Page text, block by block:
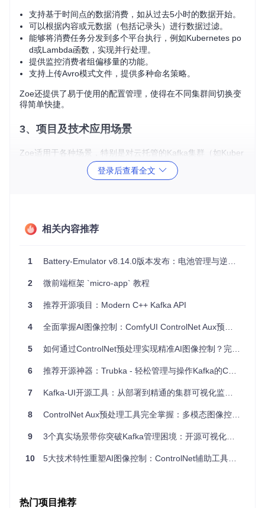
支持基于时间点的数据消费，如从过去5小时的数据开始。
可以根据内容或元数据（包括记录头）进行数据过滤。
能够将消费任务分发到多个平台执行，例如Kubernetes po
d或Lambda函数，实现并行处理。
提供监控消费者组偏移量的功能。
支持上传Avro模式文件，提供多种命名策略。
Zoe还提供了易于使用的配置管理，使得在不同集群间切换变
得简单快捷。
3、项目及技术应用场景
Zoe适用于各种场景，特别是对云托管的Kafka集群（如Kuber
netes、AWS等）进行管理和调试。以下是一些可能的应用场
使用Kubernetes或Lambda进行大规模并行数据处理，适合
4、项目特点
手。
选。
上，轻松实现水平扩展。
mebrew支持。
：详尽的在线文档，涵盖从安装到进阶使用的所
要尝试Zoe，可以访问我们的Katacoda教程 。对于Linux和ma
式请参考 安装指南。
立即启动你的Zoe之旅，让Kafka管理变得更加高效和愉快！
登录后查看全文
相关内容推荐
1 Battery-Emulator v8.14.0版本发布：电池管理与逆变器通信的重大改进
2 微前端框架 `micro-app` 教程
3 推荐开源项目：Modern C++ Kafka API
4 全面掌握AI图像控制：ComfyUI ControlNet Aux预处理工具配置指南
5 如何通过ControlNet预处理实现精准AI图像控制？完整技术指南
6 推荐开源神器：Trubka - 轻松管理与操作Kafka的CLI工具
7 Kafka-UI开源工具：从部署到精通的集群可视化监控解决方案
8 ControlNet Aux预处理工具完全掌握：多模态图像控制与工作流优化实战指南
9 3个真实场景带你突破Kafka管理困境：开源可视化工具实战指南
10 5大技术特性重塑AI图像控制：ControlNet辅助工具深度应用指南
热门项目推荐